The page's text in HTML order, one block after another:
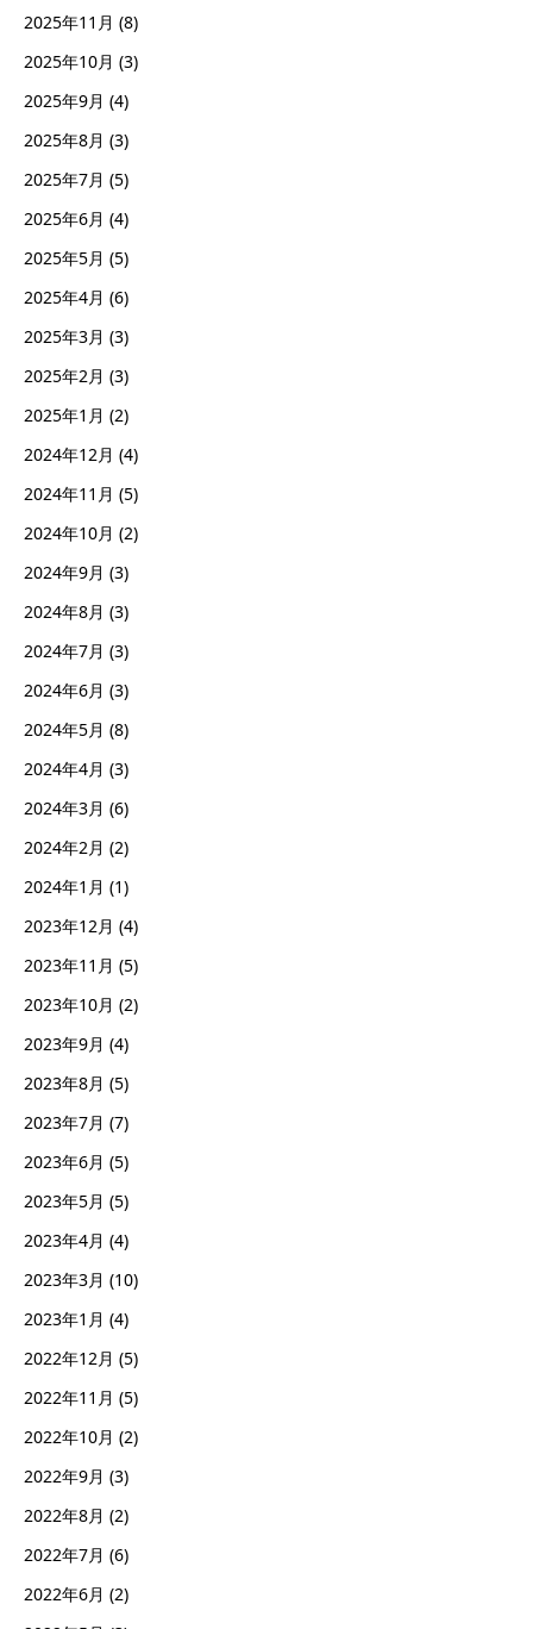
2025年11月 (8)
2025年10月 (3)
2025年9月 (4)
2025年8月 (3)
2025年7月 (5)
2025年6月 (4)
2025年5月 (5)
2025年4月 (6)
2025年3月 (3)
2025年2月 (3)
2025年1月 (2)
2024年12月 (4)
2024年11月 (5)
2024年10月 (2)
2024年9月 (3)
2024年8月 (3)
2024年7月 (3)
2024年6月 (3)
2024年5月 (8)
2024年4月 (3)
2024年3月 (6)
2024年2月 (2)
2024年1月 (1)
2023年12月 (4)
2023年11月 (5)
2023年10月 (2)
2023年9月 (4)
2023年8月 (5)
2023年7月 (7)
2023年6月 (5)
2023年5月 (5)
2023年4月 (4)
2023年3月 (10)
2023年1月 (4)
2022年12月 (5)
2022年11月 (5)
2022年10月 (2)
2022年9月 (3)
2022年8月 (2)
2022年7月 (6)
2022年6月 (2)